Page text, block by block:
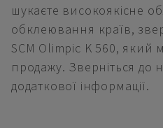
шукаєте високоякісне
обклеювання країв,
SCM Olimpic K 560,
продажу. Зверніться до
додаткової інформації.